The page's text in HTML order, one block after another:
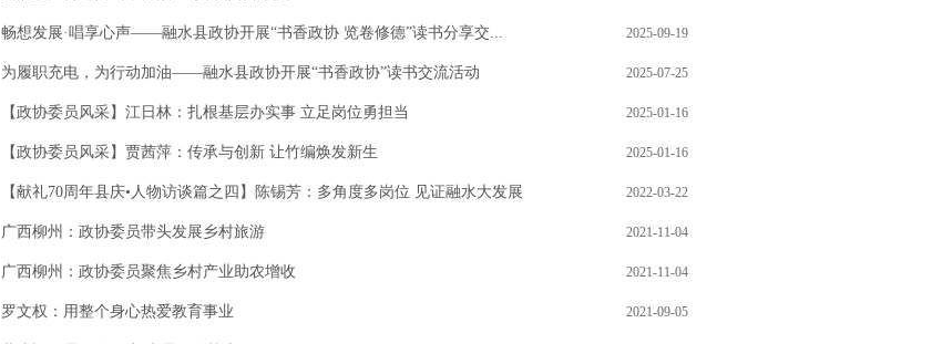
畅想发展·唱享心声——融水县政协开展“书香政协 览卷修德”读书分享交... 2025-09-19
为履职充电，为行动加油——融水县政协开展“书香政协”读书交流活动 2025-07-25
【政协委员风采】江日林：扎根基层办实事 立足岗位勇担当 2025-01-16
【政协委员风采】贾茜萍：传承与创新 让竹编焕发新生 2025-01-16
【献礼70周年县庆•人物访谈篇之四】陈锡芳：多角度多岗位 见证融水大发展 2022-03-22
广西柳州：政协委员带头发展乡村旅游 2021-11-04
广西柳州：政协委员聚焦乡村产业助农增收 2021-11-04
罗文权：用整个身心热爱教育事业 2021-09-05